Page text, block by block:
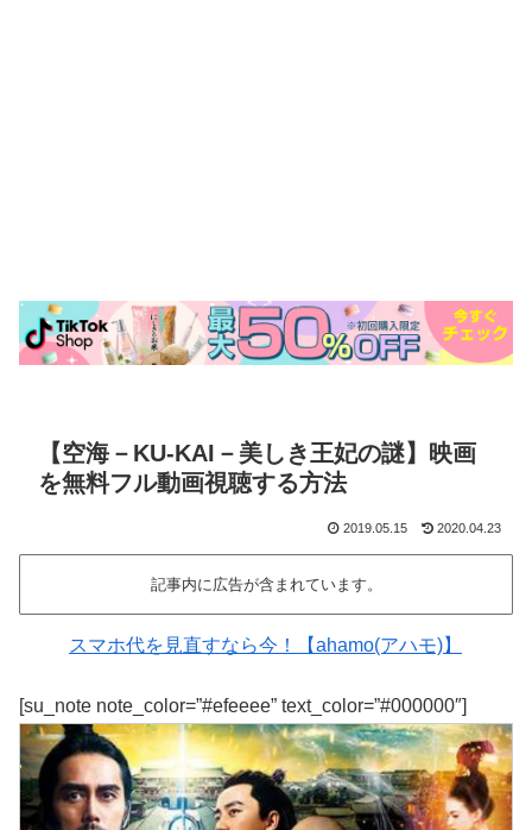
【空海－KU-KAI－美しき王妃の謎】映画
を無料フル動画視聴する方法
2019.05.15 2020.04.23
記事内に広告が含まれています。
スマホ代を見直すなら今！【ahamo(アハモ)】
[su_note note_color=”#efeeee” text_color=”#000000″]